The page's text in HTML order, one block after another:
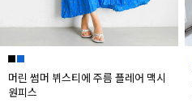
머린 썸머 뷔스티에 주름 플레어 맥시
원피스